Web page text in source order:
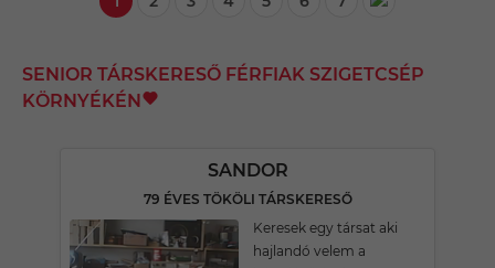
SENIOR TÁRSKERESŐ FÉRFIAK SZIGETCSÉP
KÖRNYÉKÉN
SANDOR
79 ÉVES TÖKÖLI TÁRSKERESŐ
Keresek egy társat aki
hajlandó velem a